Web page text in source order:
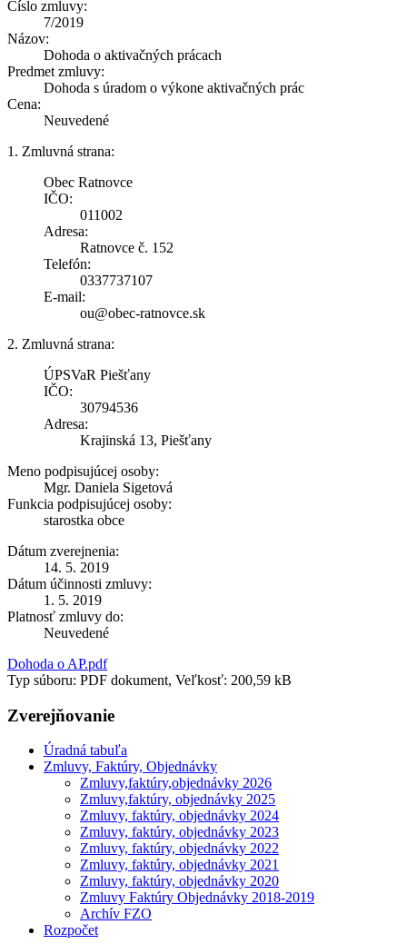
Číslo zmluvy:
7/2019
Názov:
Dohoda o aktivačných prácach
Predmet zmluvy:
Dohoda s úradom o výkone aktivačných prác
Cena:
Neuvedené
1. Zmluvná strana:
Obec Ratnovce
IČO:
011002
Adresa:
Ratnovce č. 152
Telefón:
0337737107
E-mail:
ou@obec-ratnovce.sk
2. Zmluvná strana:
ÚPSVaR Piešťany
IČO:
30794536
Adresa:
Krajinská 13, Piešťany
Meno podpisujúcej osoby:
Mgr. Daniela Sigetová
Funkcia podpisujúcej osoby:
starostka obce
Dátum zverejnenia:
14. 5. 2019
Dátum účinnosti zmluvy:
1. 5. 2019
Platnosť zmluvy do:
Neuvedené
Dohoda o AP.pdf
Typ súboru: PDF dokument, Veľkosť: 200,59 kB
Zverejňovanie
Úradná tabuľa
Zmluvy, Faktúry, Objednávky
Zmluvy,faktúry,objednávky 2026
Zmluvy,faktúry, objednávky 2025
Zmluvy, faktúry, objednávky 2024
Zmluvy, faktúry, objednávky 2023
Zmluvy, faktúry, objednávky 2022
Zmluvy, faktúry, objednávky 2021
Zmluvy, faktúry, objednávky 2020
Zmluvy Faktúry Objednávky 2018-2019
Archív FZO
Rozpočet